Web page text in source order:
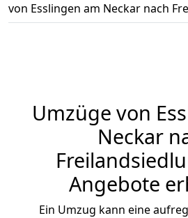
von Esslingen am Neckar nach
Umzüge von
Neckar
Angebote
Ein Umzug kann eine